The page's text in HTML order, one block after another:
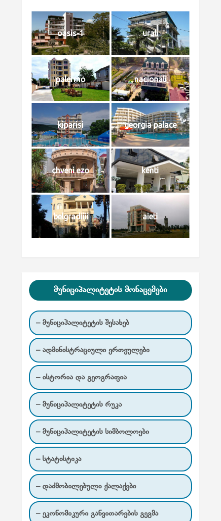
oasis-1 urali
palermo nacionali
kiparisi georgia palace
chveni ezo kenti
belgradiiii aieti
მუნიციპალიტეტის მონაცემები
– მუნიციპალიტეტის შესახებ
– ადმინისტრაციული ერთეულები
– ისტორია და გეოგრაფია
– მუნიციპალიტეტის რუკა
– მუნიციპალიტეტის სიმბოლოები
– სტატისტიკა
– დაძმობილებული ქალაქები
– ეკონომიკური განვითარების გეგმა